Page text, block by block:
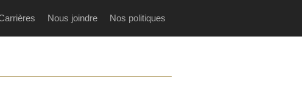
Nous joindre Nos politiques